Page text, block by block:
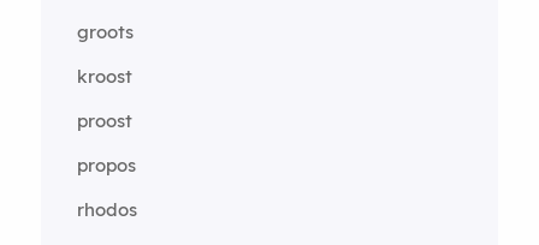
groots
kroost
proost
propos
rhodos